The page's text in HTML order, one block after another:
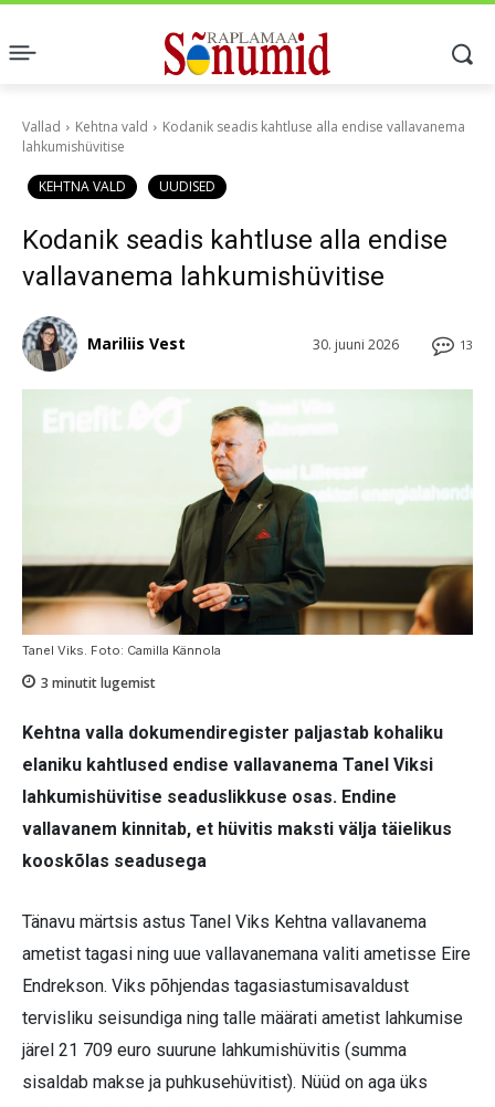
Vallad Kehtna vald
Kodanik seadis kahtluse alla endise vallavanema
lahkumishüvitise
KEHTNA VALD UUDISED
Kodanik seadis kahtluse alla endise
vallavanema lahkumishüvitise
13
30. juuni 2026
Mariliis Vest
Tanel Viks. Foto: Camilla Kännola
3 minutit lugemist
Kehtna valla dokumendiregister paljastab kohaliku
elaniku kahtlused endise vallavanema Tanel Viksi
lahkumishüvitise seaduslikkuse osas. Endine
vallavanem kinnitab, et hüvitis maksti välja täielikus
kooskõlas seadusega
Tänavu märtsis astus Tanel Viks Kehtna vallavanema
ametist tagasi ning uue vallavanemana valiti ametisse Eire
Endrekson. Viks põhjendas tagasiastumisavaldust
tervisliku seisundiga ning talle määrati ametist lahkumise
järel 21 709 euro suurune lahkumishüvitis (summa
sisaldab makse ja puhkusehüvitist). Nüüd on aga üks